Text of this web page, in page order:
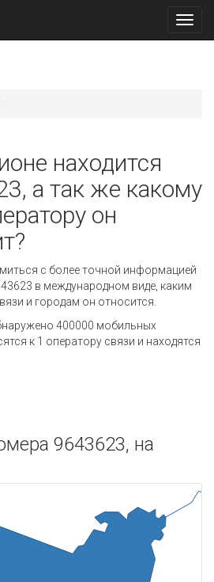
находится
а так же какому
он
с более точной информацией
в международном виде, каким
и городам он относится.
400000 мобильных
к 1 оператору связи и находятся
9643623, на